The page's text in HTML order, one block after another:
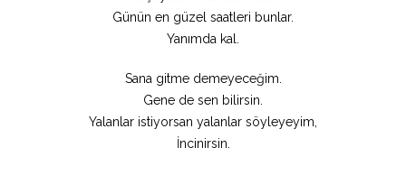
Günün en güzel saatleri bunlar.
Yanımda kal.
Sana gitme demeyeceğim.
Gene de sen bilirsin.
Yalanlar istiyorsan yalanlar söyleyeyim,
İncinirsin.